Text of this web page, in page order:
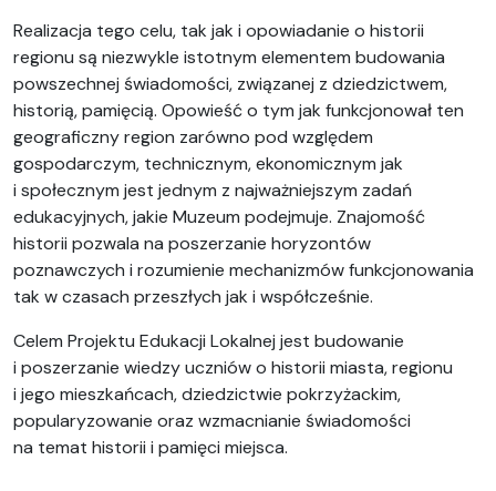
Realizacja tego celu, tak jak i opowiadanie o historii
regionu są niezwykle istotnym elementem budowania
powszechnej świadomości, związanej z dziedzictwem,
historią, pamięcią. Opowieść o tym jak funkcjonował ten
geograficzny region zarówno pod względem
gospodarczym, technicznym, ekonomicznym jak
i społecznym jest jednym z najważniejszym zadań
edukacyjnych, jakie Muzeum podejmuje. Znajomość
historii pozwala na poszerzanie horyzontów
poznawczych i rozumienie mechanizmów funkcjonowania
tak w czasach przeszłych jak i współcześnie.
Celem Projektu Edukacji Lokalnej jest budowanie
i poszerzanie wiedzy uczniów o historii miasta, regionu
i jego mieszkańcach, dziedzictwie pokrzyżackim,
popularyzowanie oraz wzmacnianie świadomości
na temat historii i pamięci miejsca.